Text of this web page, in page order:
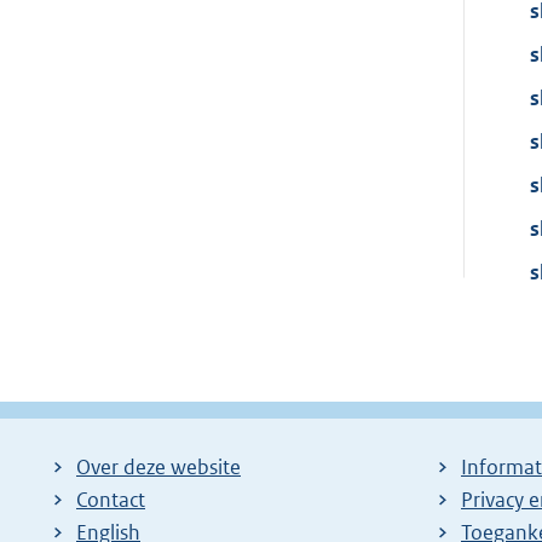
Over deze website
Contact
English
Privacy